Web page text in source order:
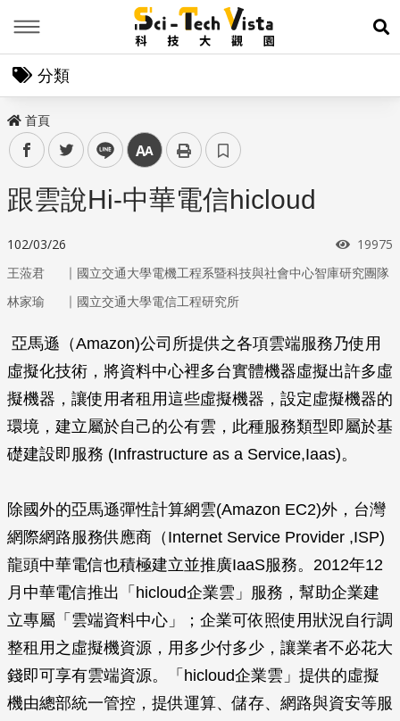
展
分類
首頁
facebooktwitter line 中
跟雲說Hi-中華電信hicloud
102/03/26 瀏覽次
19975
王蒞君 ｜ 國立交通大學電機工程系暨科技與社會中心智庫研究團隊
林家瑜
｜ 國立交通大學電信工程研究所
亞馬遜（Amazon)公司所提供之各項雲端服務乃使用
虛擬化技術，將資料中心裡多台實體機器虛擬出許多虛
擬機器，讓使用者租用這些虛擬機器，設定虛擬機器的
環境，建立屬於自己的公有雲，此種服務類型即屬於基
礎建設即服務 (Infrastructure as a Service,Iaas)。
除國外的亞馬遜彈性計算網雲(Amazon EC2)外，台灣
網際網路服務供應商（Internet Service Provider ,ISP)
龍頭中華電信也積極建立並推廣IaaS服務。2012年12
月中華電信推出「hicloud企業雲」服務，幫助企業建
立專屬「雲端資料中心」；企業可依照使用狀況自行調
整租用之虛擬機資源，用多少付多少，讓業者不必花大
錢即可享有雲端資源。「hicloud企業雲」提供的虛擬
機由總部統一管控，提供運算、儲存、網路與資安等服